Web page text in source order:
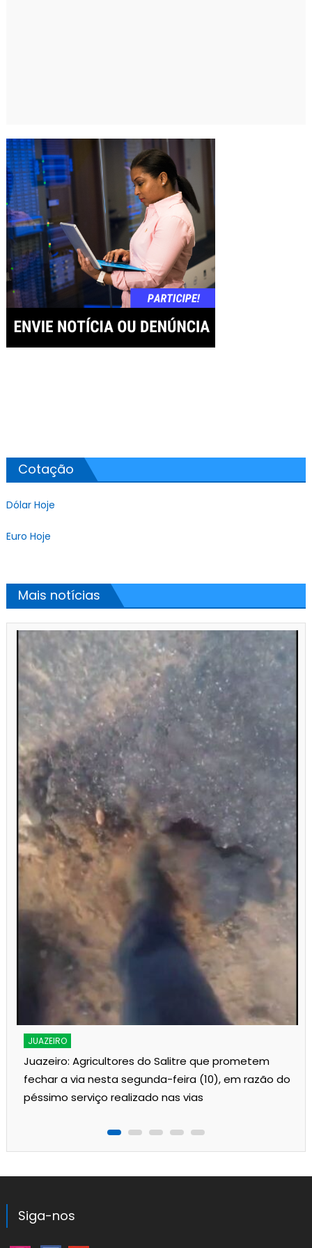
Cotação
Dólar Hoje
Euro Hoje
Mais notícias
JUAZEIRO
Juazeiro: Agricultores do Salitre que prometem
fechar a via nesta segunda-feira (10), em razão do
péssimo serviço realizado nas vias
Siga-nos